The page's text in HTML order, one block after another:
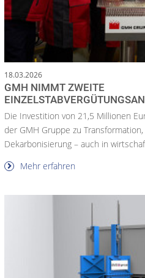
18.03.2026
GMH NIMMT ZWEITE
Die Investition von 21,5 Millionen
der GMH Gruppe zu
Dekarbonisierung – auch in
Mehr erfahren